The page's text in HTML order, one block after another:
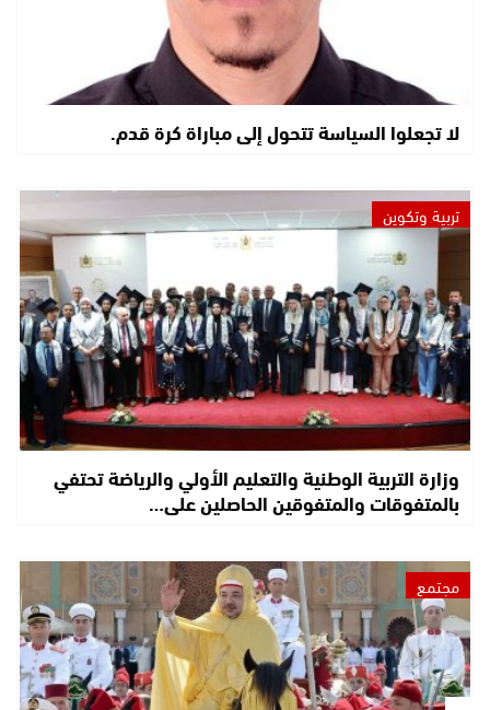
لا تجعلوا السياسة تتحول إلى مباراة كرة قدم.
تربية وتكوين
وزارة التربية الوطنية والتعليم الأولي والرياضة تحتفي
بالمتفوقات والمتفوقين الحاصلين على…
مجتمع